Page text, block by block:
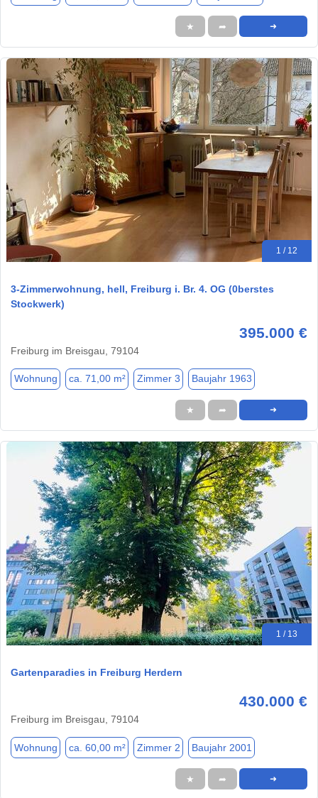
★ ➦ ➜
1 / 12
3-Zimmerwohnung, hell, Freiburg i. Br. 4. OG (0berstes
Stockwerk)
395.000 €
Freiburg im Breisgau, 79104
Wohnung ca. 71,00 m² Zimmer 3 Baujahr 1963
★ ➦ ➜
1 / 13
Gartenparadies in Freiburg Herdern
430.000 €
Freiburg im Breisgau, 79104
Wohnung ca. 60,00 m² Zimmer 2 Baujahr 2001
★ ➦ ➜